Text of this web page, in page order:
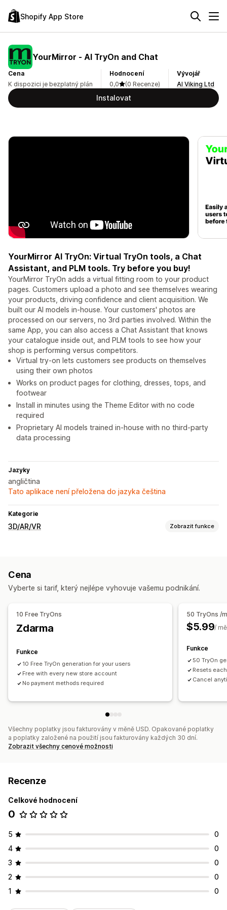
Shopify App Store
YourMirror ‑ AI TryOn and Chat
Cena
K dispozici je bezplatný plán
Hodnocení
0,0
(0 Recenze)
Vývojář
AI Viking Ltd
Instalovat
YourMirror AI TryOn: Virtual TryOn tools, a Chat
Assistant, and PLM tools. Try before you buy!
YourMirror TryOn adds a virtual fitting room to your product
pages. Customers upload a photo and see themselves wearing
your products, driving confidence and client acquisition. We
built our AI models in-house. Your customers' photos are
processed on our servers, no 3rd parties involved. Within the
same App, you can also access a Chat Assistant that knows
your catalogue inside out, and PLM tools to see how your
shop is performing versus competitors.
Virtual try-on lets customers see products on themselves
using their own photos
Works on product pages for clothing, dresses, tops, and
footwear
Install in minutes using the Theme Editor with no code
required
Proprietary AI models trained in-house with no third-party
data processing
Jazyky
angličtina
Tato aplikace není přeložena do jazyka čeština
Kategorie
3D/AR/VR Zobrazit funkce
Využívající umělou inteligenci
Cena
Vyberte si tarif, který nejlépe vyhovuje vašemu podnikání.
10 Free TryOns
Zdarma
Funkce
10 Free TryOn generation for your users
Free with every new store account
No payment methods required
50 TryOns /
$5.99/
Funkce
50 TryOn
Resets
Cancel
Všechny poplatky jsou fakturovány v měně USD. Opakované poplatky
a poplatky založené na použití jsou fakturovány každých 30 dní.
Zobrazit všechny cenové možnosti
Recenze
Celkové hodnocení
0
5
0
4
0
3
0
2
0
1
0